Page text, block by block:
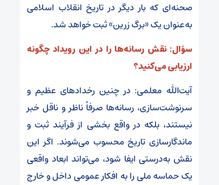
صحنه‌ای که بار دیگر در تاریخ انقلاب اسلامی
به‌عنوان یک «برگ زرین» ثبت خواهد شد.
سؤال: نقش رسانه‌ها را در این رویداد چگونه
ارزیابی می‌کنید؟
آیت‌الله معلمی: در چنین رخدادهای عظیم و
سرنوشت‌سازی، رسانه‌ها صرفاً ناظر و ناقل خبر
نیستند، بلکه در واقع بخشی از فرآیند ثبت و
ماندگارسازی تاریخ محسوب می‌شوند. اگر این
نقش به‌درستی ایفا شود، می‌تواند ابعاد واقعی
یک حماسه ملی را به افکار عمومی داخل و خارج